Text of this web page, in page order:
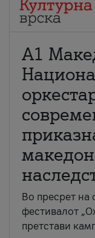
А1
Во пресрет на
фестивалот
претстави